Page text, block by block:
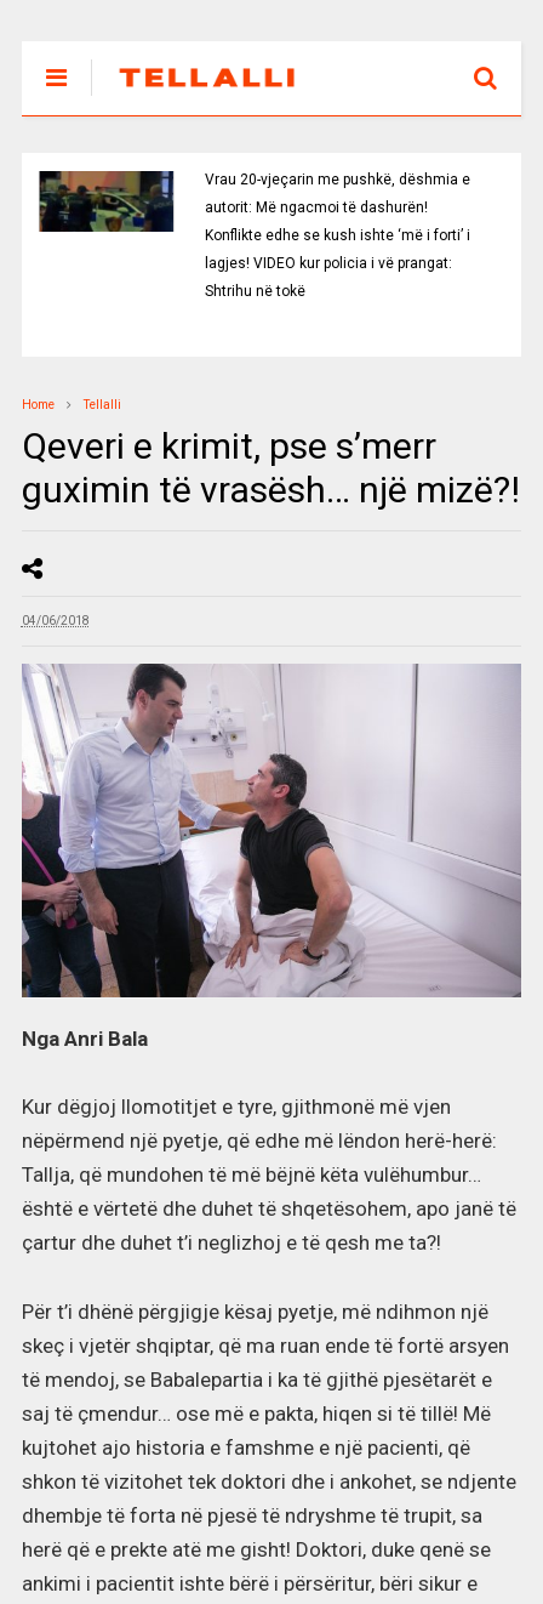
Vrau 20-vjeçarin me pushkë, dëshmia e
autorit: Më ngacmoi të dashurën!
Konflikte edhe se kush ishte ‘më i forti’ i
lagjes! VIDEO kur policia i vë prangat:
Shtrihu në tokë
Home Tellalli
Qeveri e krimit, pse s’merr
guximin të vrasësh… një mizë?!
04/06/2018
Nga Anri Bala
Kur dëgjoj llomotitjet e tyre, gjithmonë më vjen
nëpërmend një pyetje, që edhe më lëndon herë-herë:
Tallja, që mundohen të më bëjnë këta vulëhumbur…
është e vërtetë dhe duhet të shqetësohem, apo janë të
çartur dhe duhet t’i neglizhoj e të qesh me ta?!
Për t’i dhënë përgjigje kësaj pyetje, më ndihmon një
skeç i vjetër shqiptar, që ma ruan ende të fortë arsyen
të mendoj, se Babalepartia i ka të gjithë pjesëtarët e
saj të çmendur… ose më e pakta, hiqen si të tillë! Më
kujtohet ajo historia e famshme e një pacienti, që
shkon të vizitohet tek doktori dhe i ankohet, se ndjente
dhembje të forta në pjesë të ndryshme të trupit, sa
herë që e prekte atë me gisht! Doktori, duke qenë se
ankimi i pacientit ishte bërë i përsëritur, bëri sikur e